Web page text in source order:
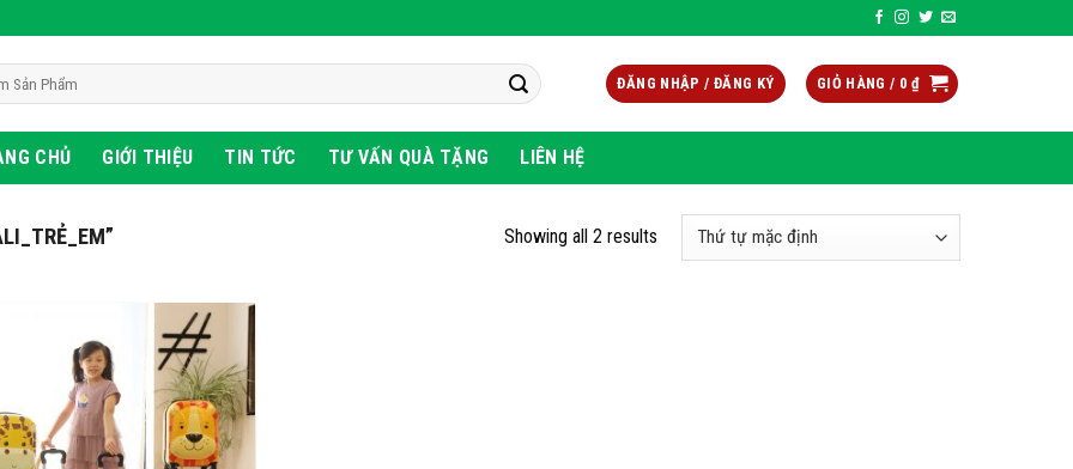
ĐĂNG NHẬP / ĐĂNG KÝ GIỎ HÀNG / 0 ₫
CHỦ GIỚI THIỆU TIN TỨC TƯ VẤN QUÀ TẶNG LIÊN HỆ
Showing all 2 results